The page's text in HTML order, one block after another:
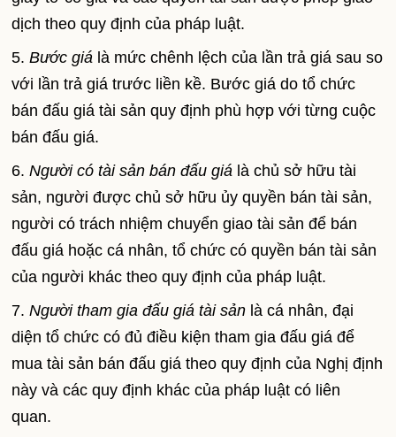
dịch theo quy định của pháp luật.
5.Bước giá là mức chênh lệch của lần trả giá sau so
với lần trả giá trước liền kề. Bước giá do tổ chức
bán đấu giá tài sản quy định phù hợp với từng cuộc
bán đấu giá.
6.Người có tài sản bán đấu giá là chủ sở hữu tài
sản, người được chủ sở hữu ủy quyền bán tài sản,
người có trách nhiệm chuyển giao tài sản để bán
đấu giá hoặc cá nhân, tổ chức có quyền bán tài sản
của người khác theo quy định của pháp luật.
7.Người tham gia đấu giá tài sản là cá nhân, đại
diện tổ chức có đủ điều kiện tham gia đấu giá để
mua tài sản bán đấu giá theo quy định của Nghị định
này và các quy định khác của pháp luật có liên
quan.